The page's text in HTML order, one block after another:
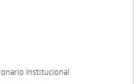
Institucional